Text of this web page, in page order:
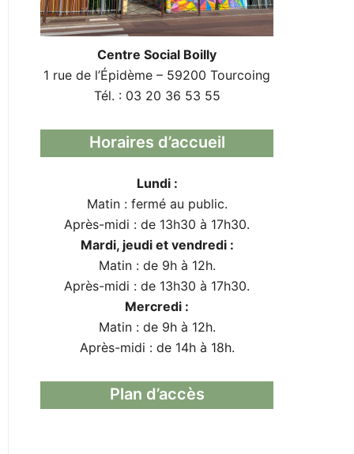
Centre Social Boilly
1 rue de l’Épidème – 59200 Tourcoing
Tél. : 03 20 36 53 55
Horaires d’accueil
Lundi :
Matin : fermé au public.
Après-midi : de 13h30 à 17h30.
Mardi, jeudi et vendredi :
Matin : de 9h à 12h.
Après-midi : de 13h30 à 17h30.
Mercredi :
Matin : de 9h à 12h.
Après-midi : de 14h à 18h.
Plan d’accès